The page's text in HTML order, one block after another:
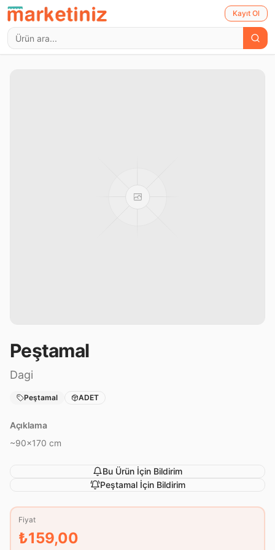
Kayıt Ol
Peştamal
Dagi
Peştamal ADET
Açıklama
~90x170 cm
Bu Ürün İçin Bildirim
Peştamalİçin Bildirim
Fiyat
₺159,00